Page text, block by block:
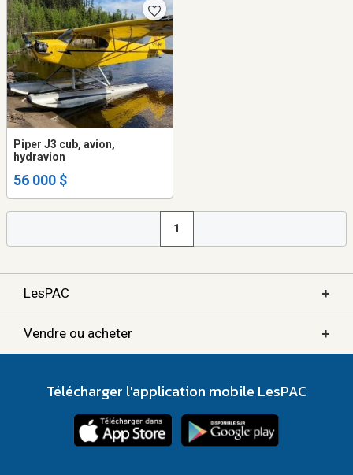
Piper J3 cub, avion,
hydravion
56 000 $
1
LesPAC +
Vendre ou acheter +
Télécharger l'application mobile LesPAC